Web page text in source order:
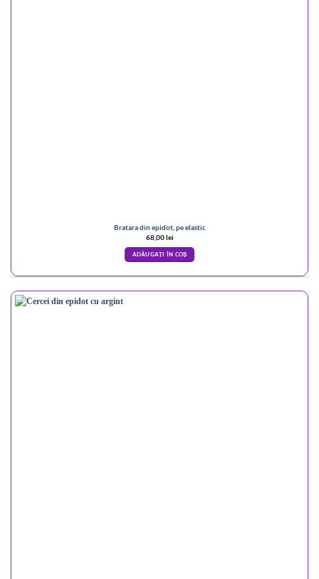
Bratara din epidot, pe elastic
68,00lei
ADĂUGAȚI ÎN COȘ